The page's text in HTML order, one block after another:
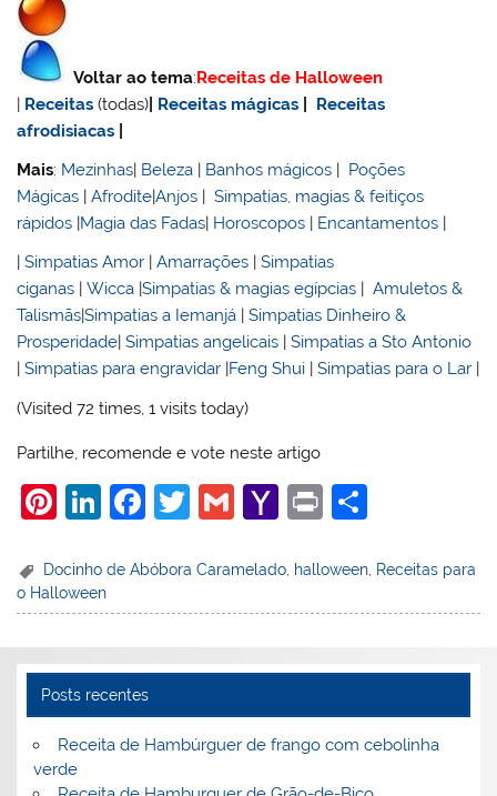
Voltar ao tema:Receitas de Halloween
| Receitas (todas) Receitas mágicas
Receitas
afrodisiacas
Mais: Mezinhas| Beleza | Banhos mágicos | Poções
Mágicas |Afrodite|Anjos |Simpatias, magias & feitiços
rápidos |Magia das Fadas| Horoscopos | Encantamentos |
|Simpatias Amor |Amarrações |Simpatias
ciganas |Wicca |Simpatias & magias egípcias |Amuletos &
Talismãs|Simpatias a Iemanjá |Simpatias Dinheiro &
Prosperidade |Simpatias angelicais |Simpatias a Sto Antonio
|Simpatias para engravidar Feng Shui |Simpatias para o Lar
(Visited 72 times, 1 visits today)
Partilhe, recomende e vote neste artigo
Pi
er
e
st
Li
k
e
n
F
c
e
o
o
k
T
itt
er
G
ai
l
Y
h
o
M
ai
l
Pr
t
ar
e
Docinho de Abóbora Caramelado halloween Receitas para
o Halloween
Posts recentes
Receita de Hambúrguer de frango com cebolinha
verde